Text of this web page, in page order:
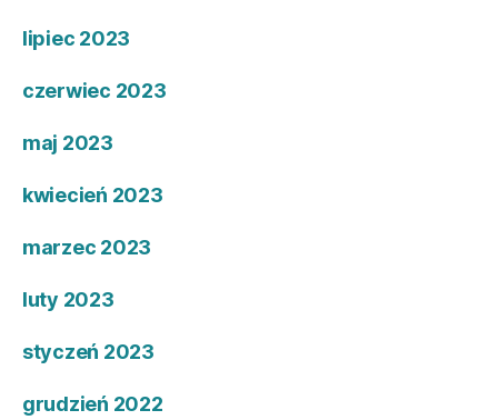
lipiec 2023
czerwiec 2023
maj 2023
kwiecień 2023
marzec 2023
luty 2023
styczeń 2023
grudzień 2022